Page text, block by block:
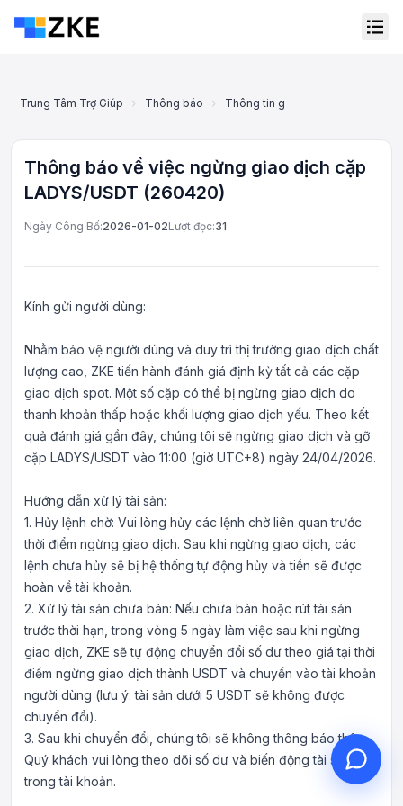
Trung Tâm Trợ Giúp Thông báo Thông tin gỡ niêm yết
Thông báo về việc ngừng giao dịch cặp
LADYS/USDT (260420)
Ngày Công Bố:2026-01-02Lượt đọc:31
Kính gửi người dùng:
Nhằm bảo vệ người dùng và duy trì thị trường giao dịch chất
lượng cao, ZKE tiến hành đánh giá định kỳ tất cả các cặp
giao dịch spot. Một số cặp có thể bị ngừng giao dịch do
thanh khoản thấp hoặc khối lượng giao dịch yếu. Theo kết
quả đánh giá gần đây, chúng tôi sẽ ngừng giao dịch và gỡ
cặp LADYS/USDT vào 11:00 (giờ UTC+8) ngày 24/04/2026.
Hướng dẫn xử lý tài sản:
1. Hủy lệnh chờ: Vui lòng hủy các lệnh chờ liên quan trước
thời điểm ngừng giao dịch. Sau khi ngừng giao dịch, các
lệnh chưa hủy sẽ bị hệ thống tự động hủy và tiền sẽ được
hoàn về tài khoản.
2. Xử lý tài sản chưa bán: Nếu chưa bán hoặc rút tài sản
trước thời hạn, trong vòng 5 ngày làm việc sau khi ngừng
giao dịch, ZKE sẽ tự động chuyển đổi số dư theo giá tại thời
điểm ngừng giao dịch thành USDT và chuyển vào tài khoản
người dùng (lưu ý: tài sản dưới 5 USDT sẽ không được
chuyển đổi).
3. Sau khi chuyển đổi, chúng tôi sẽ không thông báo thêm.
Quý khách vui lòng theo dõi số dư và biến động tài sản
trong tài khoản.
Dịch vụ khách hàng trực
tuyến
Support Center
Xin chào, tôi có thể giúp gì
cho bạn?
Dịch vụ khách hàng trực tuyến hỗ trợ
bạn
Kiểm tra tiến độ ticket